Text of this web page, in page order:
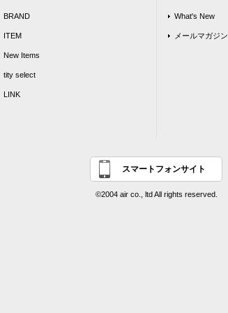
BRAND
ITEM
New Items
tity select
LINK
What's New
メールマガジン
スマートフォンサイト
©2004 air co., ltd All rights reserved.